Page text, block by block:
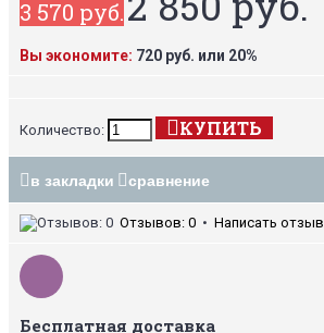
3 570 руб.
Вы экономите: 720 руб. или 20%
Количество: КУПИТЬ
в закладки сравнение
Отзывов: 0 • Написать отзыв
Бесплатная доставка